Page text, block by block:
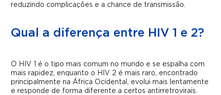
reduzindo complicações e a chance de transmissão.
Qual a diferença entre HIV 1 e 2?
O HIV 1 é o tipo mais comum no mundo e se espalha com
mais rapidez, enquanto o HIV 2 é mais raro, encontrado
principalmente na África Ocidental, evolui mais lentamente
e responde de forma diferente a certos antirretrovirais.